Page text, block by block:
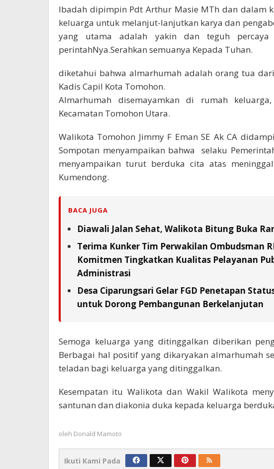
Ibadah dipimpin Pdt Arthur Masie MTh dan dalam
keluarga untuk melanjut-lanjutkan karya dan
yang utama adalah yakin dan teguh
perintahNya.Serahkan semuanya Kepada Tuhan.
diketahui bahwa almarhumah adalah orang tua
Kadis Capil Kota Tomohon.
Almarhumah disemayamkan di rumah
Kecamatan Tomohon Utara.
Walikota Tomohon Jimmy F Eman SE Ak CA
Sompotan menyampaikan bahwa selaku
menyampaikan turut berduka cita atas
Kumendong.
BACA JUGA
Diawali Jalan Sehat, Walikota Bitung Buka
Terima Kunker Tim Perwakilan Ombudsman
Komitmen Tingkatkan Kualitas Pelayanan
Administrasi
Desa Ciparungsari Gelar FGD Penetapan
untuk Dorong Pembangunan Berkelanjutan
Semoga keluarga yang ditinggalkan diberikan
Berbagai hal positif yang dikaryakan almarhumah
teladan bagi keluarga yang ditinggalkan.
Kesempatan itu Walikota dan Wakil Walikota
santunan dan diakonia duka kepada keluarga
oleh Donald Mamoto
Ikuti Kami Pada